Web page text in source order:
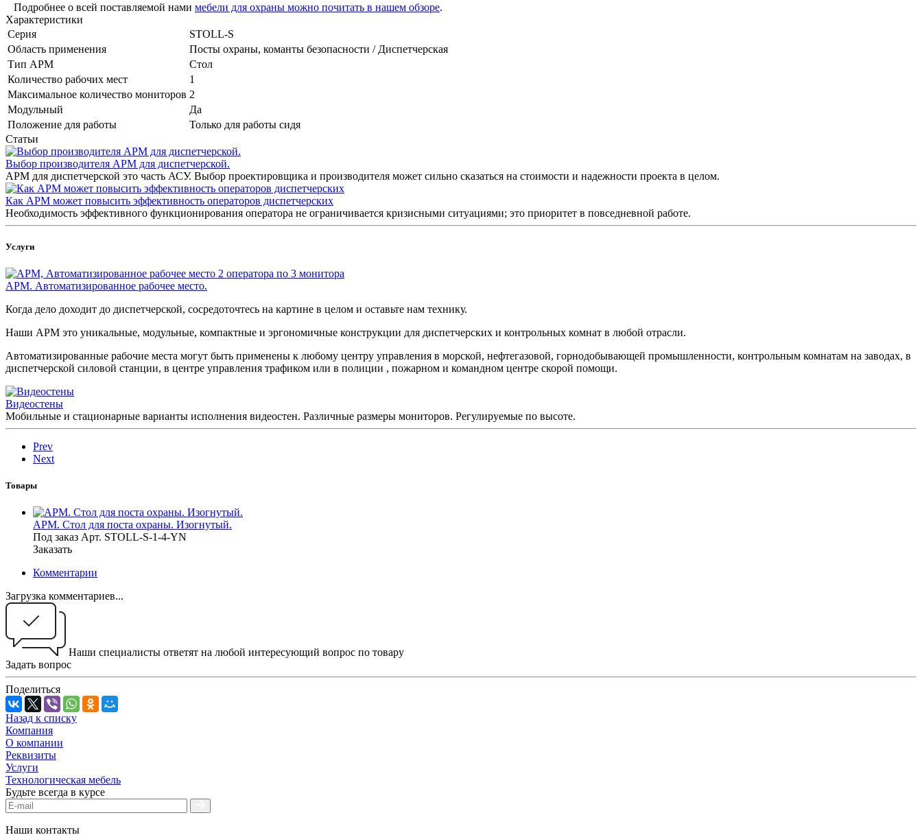
Подробнее о всей поставляемой нами мебели для охраны можно почитать в нашем обзоре.
Характеристики
Серия
STOLL-S
Область применения
Посты охраны, команты безопасности / Диспетчерская
Тип АРМ
Стол
Количество рабочих мест
1
Максимальное количество мониторов 2
Модульный
Да
Положение для работы
Только для работы сидя
Статьи
Выбор производителя АРМ для диспетчерской.
АРМ для диспетчерской это часть АСУ. Выбор проектировщика и производителя может сильно сказаться на стоимости и надежности проекта в целом.
Как АРМ может повысить эффективность операторов диспетчерских
Необходимость эффективного функционирования оператора не ограничивается кризисными ситуациями; это приоритет в повседневной работе.
Услуги
АРМ. Автоматизированное рабочее место.
Когда дело доходит до диспетчерской, сосредоточтесь на картине в целом и оставьте нам технику.
Наши АРМ это уникальные, модульные, компактные и эргономичные конструкции для диспетчерских и контрольных комнат в любой отрасли.
Автоматизированные рабочие места могут быть применены к любому центру управления в морской, нефтегазовой, горнодобывающей промышленности, контрольным комнатам на заводах, в
диспетчерской силовой станции, в центре управления трафиком или в полиции , пожарном и командном центре скорой помощи.
Видеостены
Мобильные и стационарные варианты исполнения видеостен. Различные размеры мониторов. Регулируемые по высоте.
Prev
Next
Товары
АРМ. Стол для поста охраны. Изогнутый.
Под заказ Арт. STOLL-S-1-4-YN
Заказать
Комментарии
Загрузка комментариев...
Наши специалисты ответят на любой интересующий вопрос по товару
Задать вопрос
Поделиться
Назад к списку
Компания
О компании
Реквизиты
Услуги
Технологическая мебель
Будьте всегда в курсе
Наши контакты